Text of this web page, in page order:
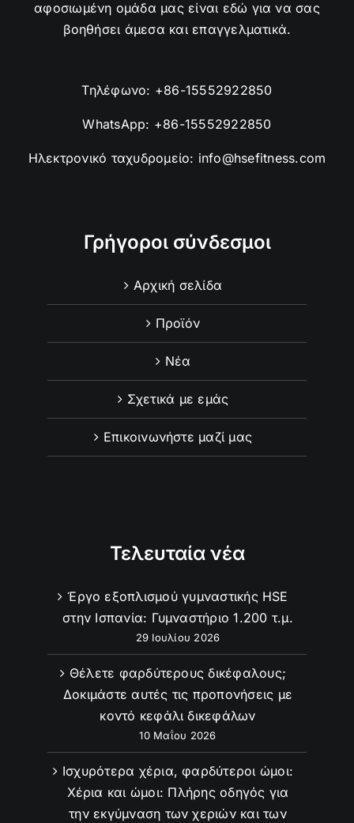
αφοσιωμένη ομάδα μας είναι εδώ για να σας
βοηθήσει άμεσα και επαγγελματικά.
Τηλέφωνο: +86-15552922850
WhatsApp: +86-15552922850
Ηλεκτρονικό ταχυδρομείο: info@hsefitness.com
Γρήγοροι σύνδεσμοι
Αρχική σελίδα
Προϊόν
Νέα
Σχετικά με εμάς
Επικοινωνήστε μαζί μας
Τελευταία νέα
Έργο εξοπλισμού γυμναστικής HSE
στην Ισπανία: Γυμναστήριο 1.200 τ.μ.
29 Ιουλίου 2026
Θέλετε φαρδύτερους δικέφαλους;
Δοκιμάστε αυτές τις προπονήσεις με
κοντό κεφάλι δικεφάλων
10 Μαΐου 2026
Ισχυρότερα χέρια, φαρδύτεροι ώμοι:
Χέρια και ώμοι: Πλήρης οδηγός για
την εκγύμναση των χεριών και των